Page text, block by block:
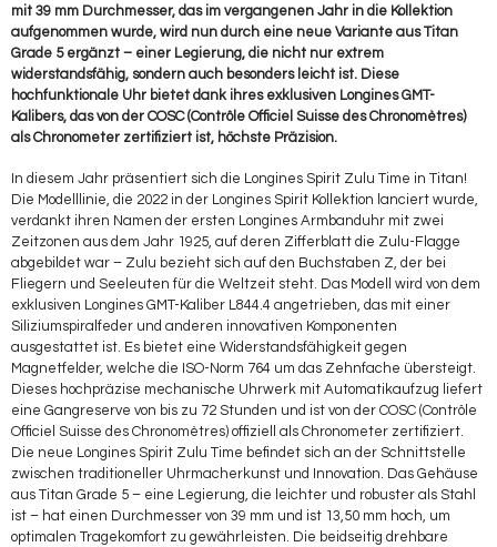
mit 39 mm Durchmesser, das im vergangenen Jahr in die Kollektion
aufgenommen wurde, wird nun durch eine neue Variante aus Titan
Grade 5 ergänzt – einer Legierung, die nicht nur extrem
widerstandsfähig, sondern auch besonders leicht ist. Diese
hochfunktionale Uhr bietet dank ihres exklusiven Longines GMT-
Kalibers, das von der COSC (Contrôle Officiel Suisse des Chronomètres)
als Chronometer zertifiziert ist, höchste Präzision.
In diesem Jahr präsentiert sich die Longines Spirit Zulu Time in Titan!
Die Modelllinie, die 2022 in der Longines Spirit Kollektion lanciert wurde,
verdankt ihren Namen der ersten Longines Armbanduhr mit zwei
Zeitzonen aus dem Jahr 1925, auf deren Zifferblatt die Zulu-Flagge
abgebildet war – Zulu bezieht sich auf den Buchstaben Z, der bei
Fliegern und Seeleuten für die Weltzeit steht. Das Modell wird von dem
exklusiven Longines GMT-Kaliber L844.4 angetrieben, das mit einer
Siliziumspiralfeder und anderen innovativen Komponenten
ausgestattet ist. Es bietet eine Widerstandsfähigkeit gegen
Magnetfelder, welche die ISO-Norm 764 um das Zehnfache übersteigt.
Dieses hochpräzise mechanische Uhrwerk mit Automatikaufzug liefert
eine Gangreserve von bis zu 72 Stunden und ist von der COSC (Contrôle
Officiel Suisse des Chronomètres) offiziell als Chronometer zertifiziert.
Die neue Longines Spirit Zulu Time befindet sich an der Schnittstelle
zwischen traditioneller Uhrmacherkunst und Innovation. Das Gehäuse
aus Titan Grade 5 – eine Legierung, die leichter und robuster als Stahl
ist – hat einen Durchmesser von 39 mm und ist 13,50 mm hoch, um
optimalen Tragekomfort zu gewährleisten. Die beidseitig drehbare